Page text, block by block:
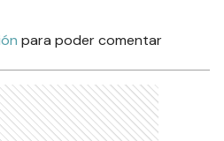
para poder comentar